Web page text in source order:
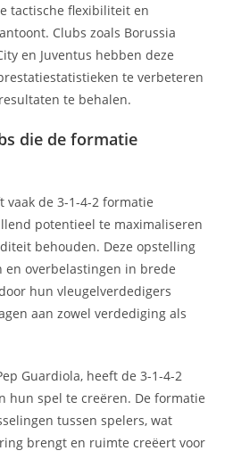
tactische flexibiliteit en
Clubs zoals Borussia
en Juventus hebben deze
te verbeteren
te behalen.
die de formatie
de 3-1-4-2 formatie
potentieel te maximaliseren
behouden. Deze opstelling
en overbelastingen in brede
hun vleugelverdedigers
aan zowel verdediging als
Guardiola, heeft de 3-1-4-2
hun spel te creëren. De formatie
tussen spelers, wat
brengt en ruimte creëert voor